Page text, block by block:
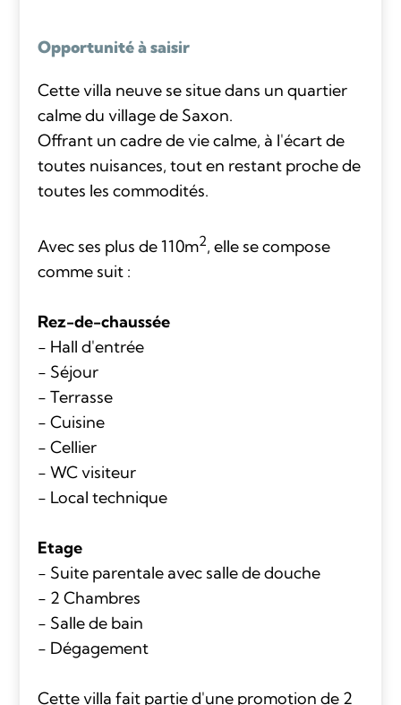
Opportunité à saisir
Cette villa neuve se situe dans un quartier
calme du village de Saxon.
Offrant un cadre de vie calme, à l'écart de
toutes nuisances, tout en restant proche de
toutes les commodités.
Avec ses plus de 110m2, elle se compose
comme suit :
Rez-de-chaussée
- Hall d'entrée
- Séjour
- Terrasse
- Cuisine
- Cellier
- WC visiteur
- Local technique
Etage
- Suite parentale avec salle de douche
- 2 Chambres
- Salle de bain
- Dégagement
Cette villa fait partie d'une promotion de 2